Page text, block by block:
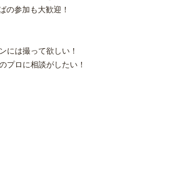
の参加も大歓迎！
には撮って欲しい！
プロに相談がしたい！